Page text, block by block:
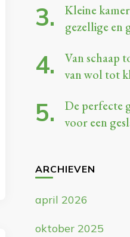
Kleine
gezellige en
Van schaap
van wol tot
De perfecte
voor een
ARCHIEVEN
april 2026
oktober 2025